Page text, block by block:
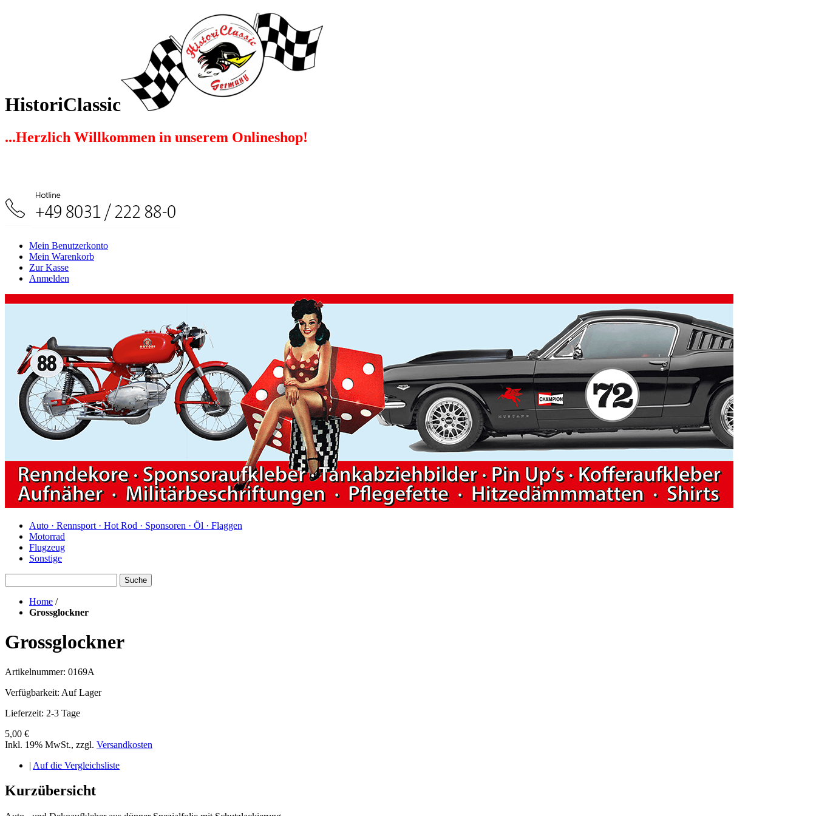
HistoriClassic
...Herzlich Willkommen in unserem Onlineshop!
Mein Benutzerkonto
Mein Warenkorb
Zur Kasse
Anmelden
Auto · Rennsport · Hot Rod · Sponsoren · Öl · Flaggen
Motorrad
Flugzeug
Sonstige
Suche
Home /
Grossglockner
Grossglockner
Artikelnummer: 0169A
Verfügbarkeit: Auf Lager
Lieferzeit: 2-3 Tage
5,00 €
Inkl. 19% MwSt., zzgl. Versandkosten
| Auf die Vergleichsliste
Kurzübersicht